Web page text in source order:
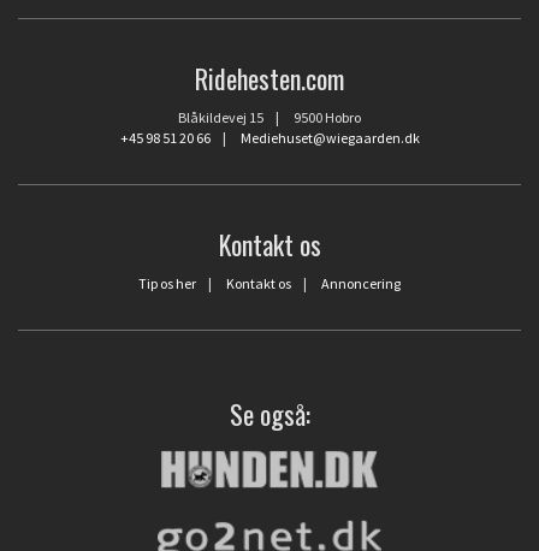
Ridehesten.com
Blåkildevej 15 | 9500 Hobro
+45 98 51 20 66| Mediehuset@wiegaarden.dk
Kontakt os
Tip os her | Kontakt os | Annoncering
Se også: